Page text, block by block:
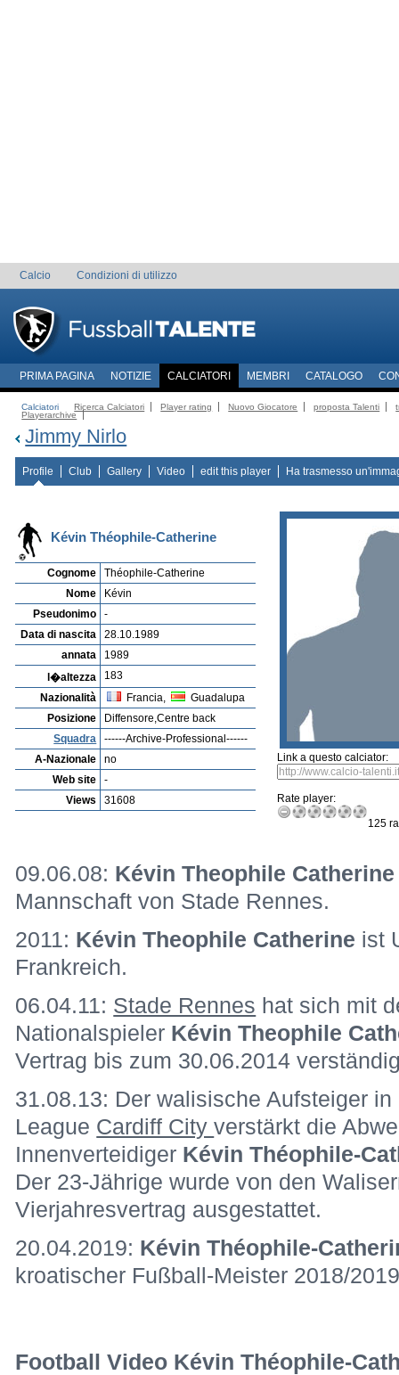
Calcio Condizioni di utilizzo
PRIMA PAGINA NOTIZIE CALCIATORI MEMBRI CATALOGO
Calciatori Ricerca Calciatori Player rating Nuovo Giocatore proposta Talenti
Playerarchive
Jimmy Nirlo
Profile Club Gallery Video edit this player Ha trasmesso
Kévin Théophile-Catherine
Cognome
Théophile-Catherine
Nome
Kévin
Pseudonimo
-
Data di nascita
28.10.1989
annata
1989
l�altezza
183
Nazionalità
Francia,
Guadalupa
Posizione
Diffensore,Centre back
Squadra
------Archive-Professional------
A-Nazionale
no
Web site
-
Views
31608
Link a questo calciator:
Rate player:
125
09.06.08: Kévin Theophile Catherine
Mannschaft von Stade Rennes.
2011: Kévin Theophile Catherine ist
Frankreich.
06.04.11: Stade Rennes hat sich mit
Nationalspieler Kévin Theophile
Vertrag bis zum 30.06.2014
31.08.13: Der walisische Aufsteiger
League Cardiff Cityverstärkt die
Innenverteidiger Kévin Théophile-
Der 23-Jährige wurde von den
Vierjahresvertrag ausgestattet.
20.04.2019: Kévin Théophile-
kroatischer Fußball-Meister 2018/
Football Video Kévin Théophile-